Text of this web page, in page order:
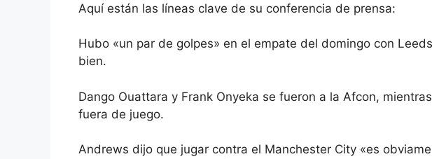
Aquí están las líneas clave de su conferencia de prensa:
Hubo «un par de golpes» en el empate del domingo con
bien.
Dango Ouattara y Frank Onyeka se fueron a la Afcon,
fuera de juego.
Andrews dijo que jugar contra el Manchester City «es